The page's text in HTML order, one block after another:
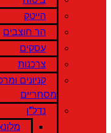
הייטק
הר חוצבים
עסקים
צרכנות
קניונים
מסחריים
נדל"ן